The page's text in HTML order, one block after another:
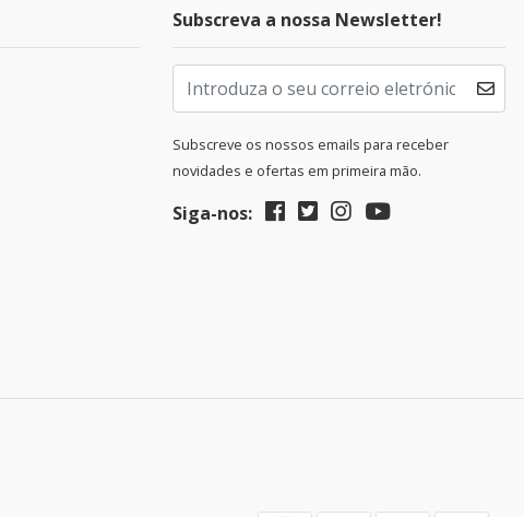
Subscreva a nossa Newsletter!
Subscreve os nossos emails para receber
novidades e ofertas em primeira mão.
Siga-nos: